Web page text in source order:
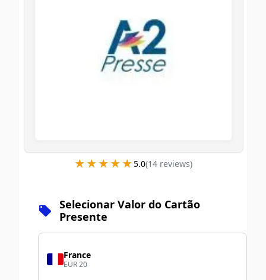
★★★★★
★★★★★5.0(14reviews)
Selecionar Valor do Cartão
Presente
France
EUR 20